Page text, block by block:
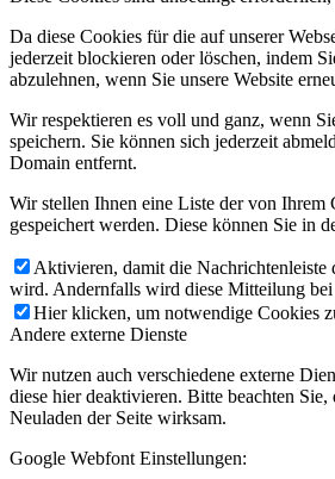
Da diese Cookies für die auf unserer
jederzeit blockieren oder löschen, indem
abzulehnen, wenn Sie unsere Website
Wir respektieren es voll und ganz, wenn
speichern. Sie können sich jederzeit
Domain entfernt.
Wir stellen Ihnen eine Liste der von Ihrem
gespeichert werden. Diese können Sie in
Aktivieren, damit die Nachrichtenleiste
wird. Andernfalls wird diese Mitteilung bei
Hier klicken, um notwendige Cookies
Andere externe Dienste
Wir nutzen auch verschiedene externe
diese hier deaktivieren. Bitte beachten
Neuladen der Seite wirksam.
Google Webfont Einstellungen: